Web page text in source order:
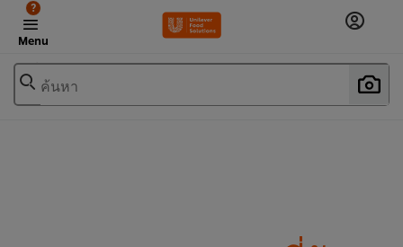
Menu
?
ค้นหา